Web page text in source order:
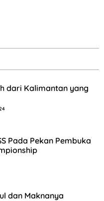
dari Kalimantan yang
Pada Pekan Pembuka
dan Maknanya